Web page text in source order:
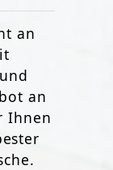
an
an
Ihnen